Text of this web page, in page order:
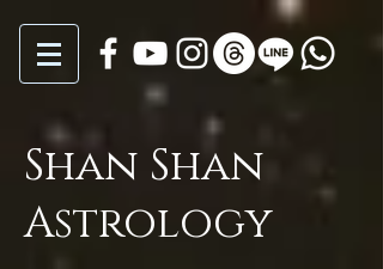
Shan Shan
Astrology